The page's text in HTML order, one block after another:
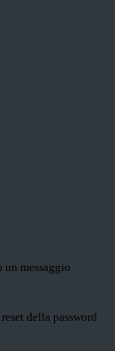
un messaggio
della password